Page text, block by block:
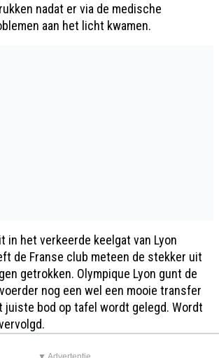
nadat er via de medische
aan het licht kwamen.
in het verkeerde keelgat van Lyon
de Franse club meteen de stekker uit
getrokken. Olympique Lyon gunt de
nog een wel een mooie transfer
juiste bod op tafel wordt gelegd. Wordt